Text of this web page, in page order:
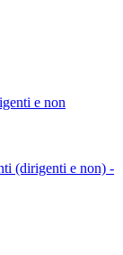
e non
(dirigenti e non) -